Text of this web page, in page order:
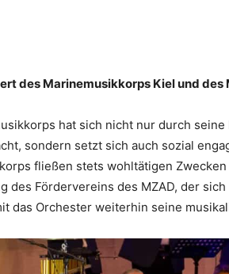
des Marinemusikkorps Kiel und
hat sich nicht nur durch
sondern setzt sich auch sozial
fließen stets wohltätigen
des Fördervereins des MZAD, der
das Orchester weiterhin seine